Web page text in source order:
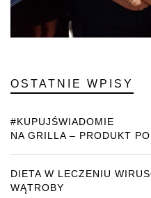
OSTATNIE WPISY
#KUPUJŚWIADOMIE
NA GRILLA – PRODUKT
DIETA W LECZENIU
WĄTROBY